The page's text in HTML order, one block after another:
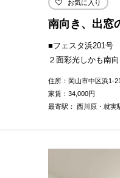
お気に入り
南向き、出窓
■フェスタ浜201号
２面彩光しかも南
住所：岡山市中区浜1-
家賃： 34,000円
最寄駅： 西川原・就実